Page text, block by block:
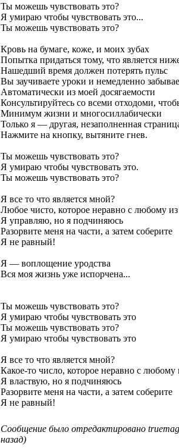
Ты можешь чувствовать это?
Я умираю чтобы чувствовать это...
Ты можешь чувствовать это?
Кровь на бумаге, коже, и моих зубах
Попытка придаться тому, что является
Нашедший время должен потерять пульс
Вы заучиваете уроки и немедленно
Автоматически из моей досягаемости
Консультируйтесь со всеми отходоми,
Минимум жизни и многосиллабически
Только я — другая, незаполненная
Нажмите на кнопку, вытяните гнев.
Ты можешь чувствовать это?
Я умираю чтобы чувствовать это.
Ты можешь чувствовать это?
Я все то что является мной?
Любое чисто, которое неравно с любому из
Я управляю, но я подчиняюсь
Разорвите меня на части, а затем соберите
Я не равный!
Я — воплощение уродства
Вся моя жизнь уже испорчена...
Ты можешь чувствовать это?
Я умираю чтобы чувствовать это
Ты можешь чувствовать это?
Я умираю чтобы чувствовать это
Я все то что является мной?
Какое-то число, которое неравно с любому
Я властвую, но я подчиняюсь
Разорвите меня на части, а затем соберите
Я не равный!
Сообщение было отредактировано
назад)